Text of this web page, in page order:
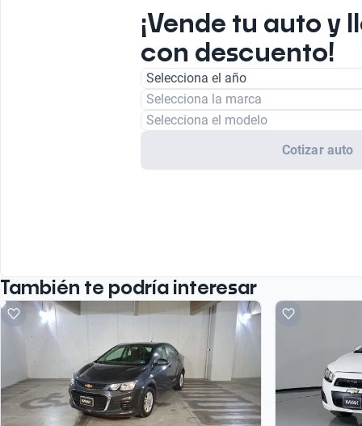
¡Vende tu auto y
con descuento!
Selecciona el año
Selecciona la marca
Selecciona el modelo
Cotizar auto
También te podría interesar